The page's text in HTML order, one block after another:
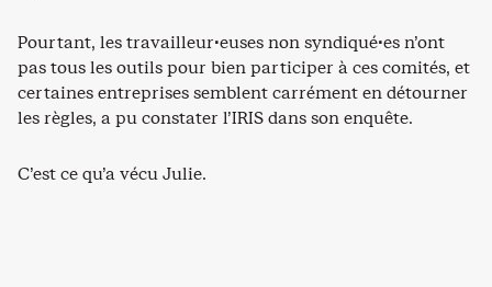
Pourtant, les travailleur·euses non syndiqué·es n’ont
pas tous les outils pour bien participer à ces comités, et
certaines entreprises semblent carrément en détourner
les règles, a pu constater l’IRIS dans son enquête.
C’est ce qu’a vécu Julie.